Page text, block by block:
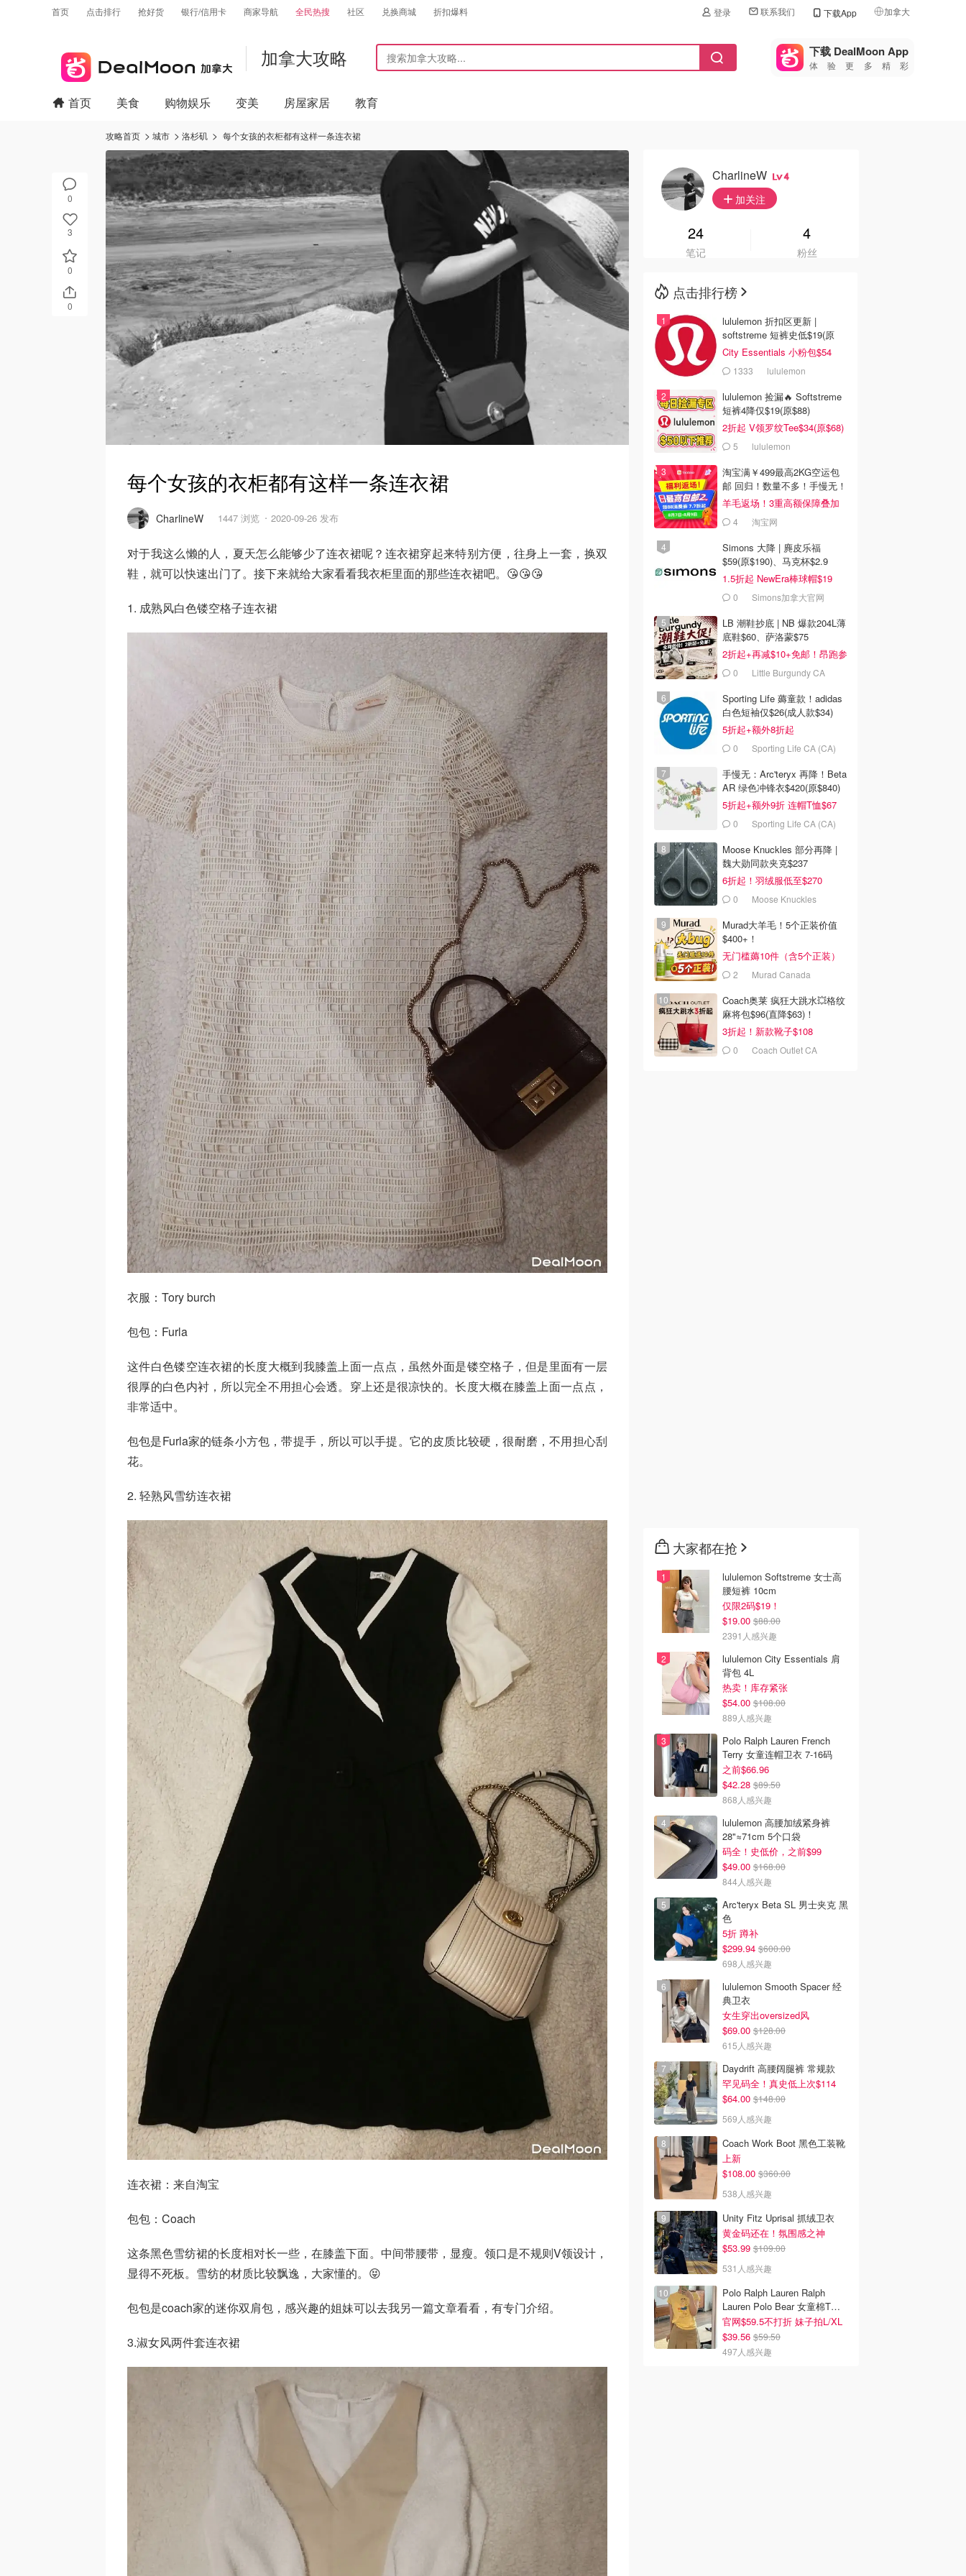
首页 点击排行 抢好货 银行/信用卡 商家导航 全民热搜 社区 兑换商城 折扣爆料 登录 联系我们 下载App 加拿大
🇺🇸
美国
🇨🇳中国
🇮🇹
🇦🇺
加拿大攻略 下载 DealMoon App
体验更多精彩
0
3
0
0
首页 美食 购物娱乐 变美 房屋家居 教育
攻略首页 城市 洛杉矶 每个女孩的衣柜都有这样一条连衣裙
每个女孩的衣柜都有这样一条连衣裙
CharlineW 1447 浏览 2020-09-26 发布
对于我这么懒的人，夏天怎么能够少了连衣裙呢？连衣裙穿起来特别方便，往身上一套，换双
鞋，就可以快速出门了。接下来就给大家看看我衣柜里面的那些连衣裙吧。😘😘😘
1. 成熟风白色镂空格子连衣裙
衣服：Tory burch
包包：Furla
这件白色镂空连衣裙的长度大概到我膝盖上面一点点，虽然外面是镂空格子，但是里面有一层
很厚的白色内衬，所以完全不用担心会透。穿上还是很凉快的。长度大概在膝盖上面一点点，
非常适中。
包包是Furla家的链条小方包，带提手，所以可以手提。它的皮质比较硬，很耐磨，不用担心刮
花。
2. 轻熟风雪纺连衣裙
连衣裙：来自淘宝
包包：Coach
这条黑色雪纺裙的长度相对长一些，在膝盖下面。中间带腰带，显瘦。领口是不规则V领设计，
显得不死板。雪纺的材质比较飘逸，大家懂的。😝
包包是coach家的迷你双肩包，感兴趣的姐妹可以去我另一篇文章看看，有专门介绍。
3.淑女风两件套连衣裙
CharlineW 4
加关注
24
笔记
4
粉丝
点击排行榜
lululemon 折扣区更新 |
softstreme 短裤史低$19(原
$88)
City Essentials 小粉包$54
1333 lululemon
lululemon 捡漏🔥 Softstreme
短裤4降仅$19(原$88)
2折起 V领罗纹Tee$34(原$68)
5 lululemon
淘宝满￥499最高2KG空运包
邮 回归！数量不多！手慢无！
羊毛返场！3重高额保障叠加
4 淘宝网
Simons 大降 | 麂皮乐福
$59(原$190)、马克杯$2.9
1.5折起 NewEra棒球帽$19
0 Simons加拿大官网
LB 潮鞋抄底 | NB 爆款204L薄
底鞋$60、萨洛蒙$75
2折起+再减$10+免邮！昂跑参
加 0
Little Burgundy CA
Sporting Life 薅童款！adidas
白色短袖仅$26(成人款$34)
5折起+额外8折起
0 Sporting Life CA (CA)
手慢无：Arc'teryx 再降！Beta
AR 绿色冲锋衣$420(原$840)
5折起+额外9折 连帽T恤$67
0 Sporting Life CA (CA)
Moose Knuckles 部分再降 |
魏大勋同款夹克$237
6折起！羽绒服低至$270
0 Moose Knuckles
Murad大羊毛！5个正装价值
$400+！
无门槛薅10件（含5个正装）
2 Murad Canada
Coach奥莱 疯狂大跳水💥格纹
麻将包$96(直降$63)！
3折起！新款靴子$108
0 Coach Outlet CA
大家都在抢
lululemon Softstreme 女士高
腰短裤 10cm
仅限2码$19！
$19.00 $88.00
2391人感兴趣
lululemon City Essentials 肩
背包 4L
热卖！库存紧张
$54.00 $108.00
889人感兴趣
Polo Ralph Lauren French
Terry 女童连帽卫衣 7-16码
之前$66.96
$42.28 $89.50
868人感兴趣
lululemon 高腰加绒紧身裤
28"≈71cm 5个口袋
码全！史低价，之前$99
$49.00 $168.00
844人感兴趣
Arc'teryx Beta SL 男士夹克 黑
色
5折 蹲补
$299.94 $600.00
698人感兴趣
lululemon Smooth Spacer 经
典卫衣
女生穿出oversized风
$69.00 $128.00
615人感兴趣
Daydrift 高腰阔腿裤 常规款
罕见码全！真史低上次$114
$64.00 $148.00
569人感兴趣
Coach Work Boot 黑色工装靴
上新
$108.00 $360.00
538人感兴趣
Unity Fitz Uprisal 抓绒卫衣
黄金码还在！氛围感之神
$53.99 $109.00
531人感兴趣
Polo Ralph Lauren Ralph
Lauren Polo Bear 女童棉T恤
染色 1件
官网$59.5不打折 妹子拍L/XL
$39.56 $59.50
497人感兴趣